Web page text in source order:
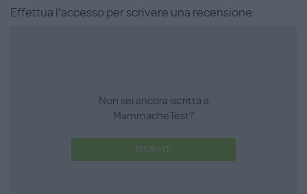
Effettua l'accesso per scrivere una recensione
Non sei ancora iscritta a
MammacheTest?
ISCRIVITI